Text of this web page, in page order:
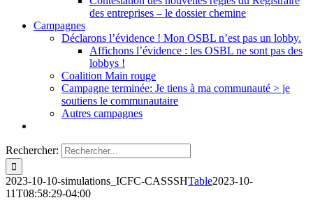
des entreprises – le dossier chemine
Campagnes
Déclarons l’évidence ! Mon OSBL n’est pas un lobby.
Affichons l’évidence : les OSBL ne sont pas des
lobbys !
Coalition Main rouge
Campagne terminée: Je tiens à ma communauté > je
soutiens le communautaire
Autres campagnes
Rechercher:
2023-10-10-simulations_ICFC-CASSSHTable2023-10-
11T08:58:29-04:00